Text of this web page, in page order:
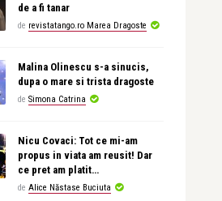
de a fi tanar
de revistatango.ro Marea Dragoste
Malina Olinescu s-a sinucis,
dupa o mare si trista dragoste
de Simona Catrina
Nicu Covaci: Tot ce mi-am
propus in viata am reusit! Dar
ce pret am platit…
de Alice Năstase Buciuta